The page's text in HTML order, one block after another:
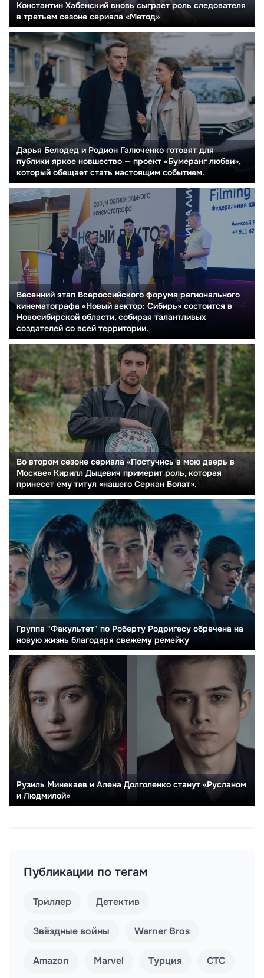
Константин Хабенский вновь сыграет роль следователя
в третьем сезоне сериала «Метод»
Дарья Белодед и Родион Галюченко готовят для
публики яркое новшество — проект «Бумеранг любви»,
который обещает стать настоящим событием.
Весенний этап Всероссийского форума регионального
кинематографа «Новый вектор: Сибирь» состоится в
Новосибирской области, собирая талантливых
создателей со всей территории.
Во втором сезоне сериала «Постучись в мою дверь в
Москве» Кирилл Дыцевич примерит роль, которая
принесет ему титул «нашего Серкан Болат».
Группа "Факультет" по Роберту Родригесу обречена на
новую жизнь благодаря свежему ремейку
Рузиль Минекаев и Алена Долголенко станут «Русланом
и Людмилой»
Публикации по тегам
Триллер Детектив
Звёздные войны Warner Bros
Amazon Marvel Турция СТС